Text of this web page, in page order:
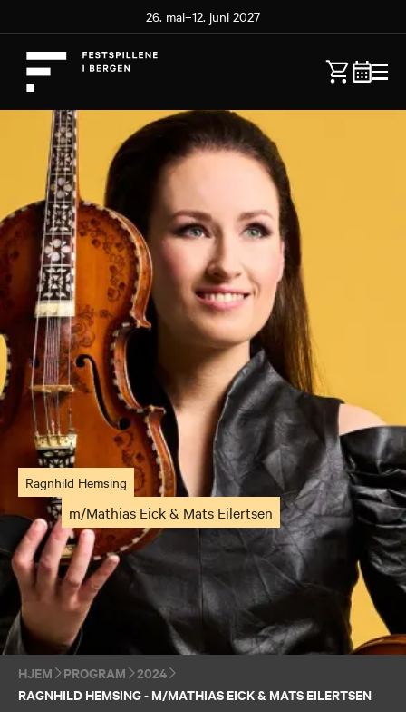
26. mai–12. juni 2027
Ragnhild Hemsing
m/Mathias Eick & Mats Eilertsen
HJEM PROGRAM
2024
RAGNHILD HEMSING - M/MATHIAS EICK & MATS EILERTSEN